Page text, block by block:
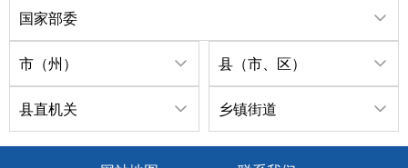
国家部委
市（州） 县（市、区）
县直机关 乡镇街道